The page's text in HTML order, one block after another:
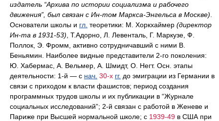
издатель “Архива по истории социализма и рабочего
движения”, был связан с Ин-том Маркса-Энгельса в Москве)
Основатели школы и гл. теоретики: М. Хоркхаймер (директор
Ин-та в 1931-53) , Т.Адорно, Л. Левенталь, Г. Маркузе, Ф.
Поллок, Э. Фромм, активно сотрудничавший с ними В.
Беньямин. Наиболее видные представители 2-го поколения:
Ю. Хабермас, А. Вельмер, А. Шмидт, О. Негт. Осн. этапы
деятельности: 1-й — с нач. 30-х гг. до эмиграции из Германии в
связи с приходом к власти фашистов; период создания
программных трудов школы и их публикации в “Журнале
социальных исследований”; 2-й связан с работой в Женеве и
Париже при Высшей нормальной школе; с 1939-49 в США при